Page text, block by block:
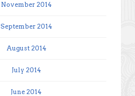
November 2014
September 2014
August 2014
July 2014
June 2014